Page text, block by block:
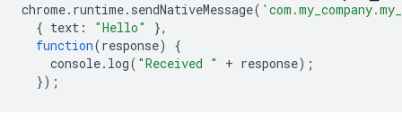
chrome. runtime. sendNativeMessage(
{ text : "Hello"
},
function(response)
{
console. log( "Received " + response);
});